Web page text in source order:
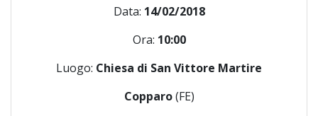
Data: 14/02/2018
Ora: 10:00
Luogo: Chiesa di San Vittore Martire
Copparo(FE)